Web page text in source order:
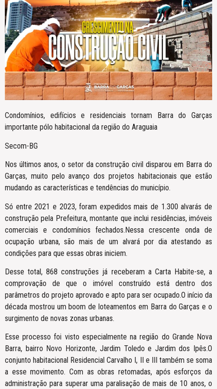
Condomínios, edifícios e residenciais tornam Barra do Garças
importante pólo habitacional da região do Araguaia
Secom-BG
Nos últimos anos, o setor da construção civil disparou em Barra do
Garças, muito pelo avanço dos projetos habitacionais que estão
mudando as características e tendências do município.
Só entre 2021 e 2023, foram expedidos mais de 1.300 alvarás de
construção pela Prefeitura, montante que inclui residências, imóveis
comerciais e condomínios fechados.Nessa crescente onda de
ocupação urbana, são mais de um alvará por dia atestando as
condições para que essas obras iniciem.
Desse total, 868 construções já receberam a Carta Habite-se, a
comprovação de que o imóvel construído está dentro dos
parâmetros do projeto aprovado e apto para ser ocupado.O início da
década mostrou um boom de loteamentos em Barra do Garças e o
surgimento de novas zonas urbanas.
Esse processo foi visto especialmente na região do Grande Nova
Barra, bairro Novo Horizonte, Jardim Toledo e Jardim dos Ipês.O
conjunto habitacional Residencial Carvalho I, II e III também se soma
a esse movimento. Com as obras retomadas, após esforços da
administração para superar uma paralisação de mais de 10 anos, o